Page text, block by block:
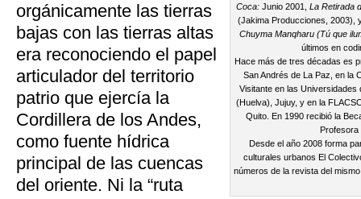
Coca: Junio 2001, La Retirada
(Jakima Producciones, 2003),
Chuyma Manqharu (Tú que
últimos en
Hace más de tres décadas es
San Andrés de La Paz, en la
Visitante en las Universidades
(Huelva), Jujuy, y en la
Quito. En 1990 recibió la
Profesora
Desde el año 2008 forma
culturales urbanos El
números de la revista del
orgánicamente las tierras
bajas con las tierras altas
era reconociendo el papel
articulador del territorio
patrio que ejercía la
Cordillera de los Andes,
como fuente hídrica
principal de las cuencas
del oriente. Ni la “ruta